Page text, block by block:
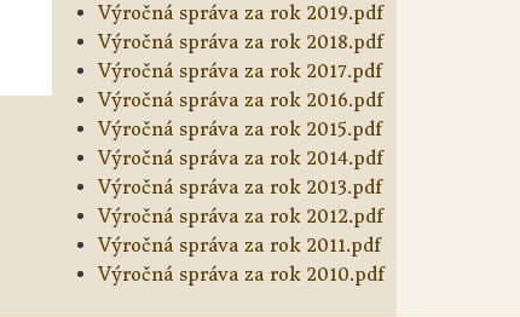
Výročná správa za rok 2019.pdf
Výročná správa za rok 2018.pdf
Výročná správa za rok 2017.pdf
Výročná správa za rok 2016.pdf
Výročná správa za rok 2015.pdf
Výročná správa za rok 2014.pdf
Výročná správa za rok 2013.pdf
Výročná správa za rok 2012.pdf
Výročná správa za rok 2011.pdf
Výročná správa za rok 2010.pdf